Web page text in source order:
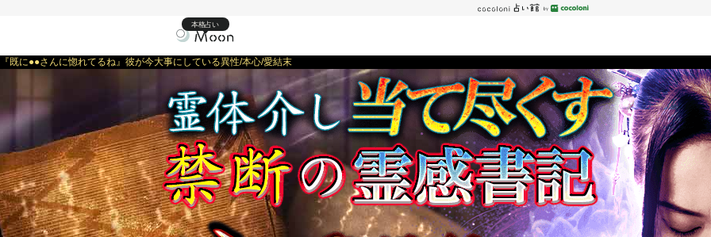
本格占い
『既に●●さんに惚れてるね』彼が今大事にしている異性/本心/愛結末